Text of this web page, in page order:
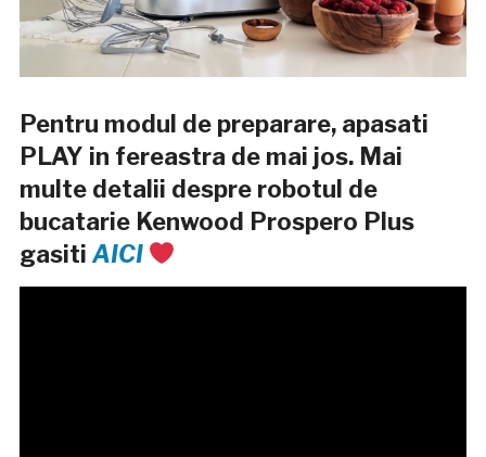
Pentru modul de preparare, apasati
PLAY in fereastra de mai jos. Mai
multe detalii despre robotul de
bucatarie Kenwood Prospero Plus
gasiti AICI